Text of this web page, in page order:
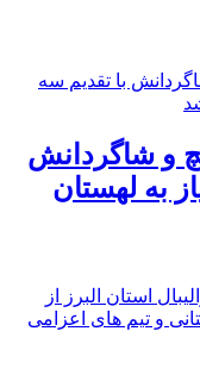
و شاگردانش
به لهستان